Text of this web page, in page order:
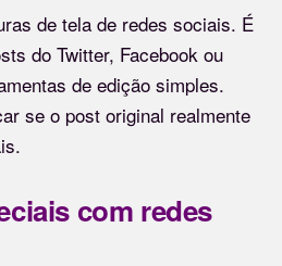
de tela de redes sociais. É
do Twitter, Facebook ou
de edição simples.
se o post original realmente
com redes